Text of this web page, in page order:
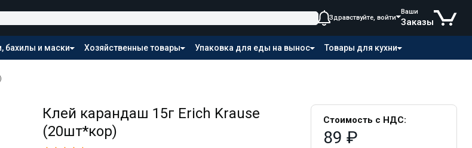
Здравствуйте, войти
Ваши
Заказы
бахилы и маски Хозяйственные товары Упаковка для еды на вынос Товары для кухни
Клей карандаш 15г Erich Krause
(20шт*кор)
Стоимость с НДС:
89 ₽